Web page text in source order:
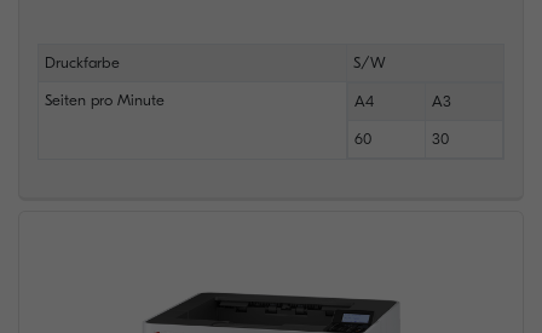
Druckfarbe S/W
Seiten pro Minute A4 A3
60 30